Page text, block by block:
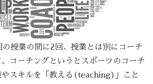
授業の間に2回、授業とは別にコーチ
コーチングというとスポーツのコーチ
やスキルを「教える(teaching)」こと